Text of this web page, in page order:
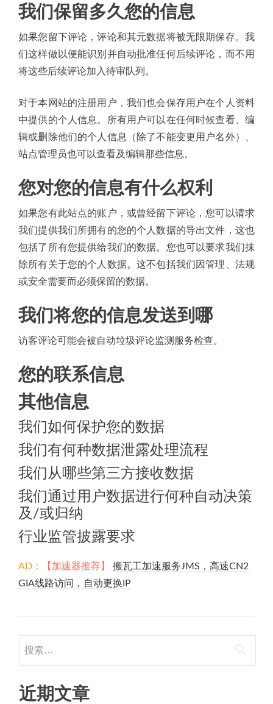
我们保留多久您的信息
如果您留下评论，评论和其元数据将被无限期保存。我
们这样做以便能识别并自动批准任何后续评论，而不用
将这些后续评论加入待审队列。
对于本网站的注册用户，我们也会保存用户在个人资料
中提供的个人信息。所有用户可以在任何时候查看、编
辑或删除他们的个人信息（除了不能变更用户名外）、
站点管理员也可以查看及编辑那些信息。
您对您的信息有什么权利
如果您有此站点的账户，或曾经留下评论，您可以请求
我们提供我们所拥有的您的个人数据的导出文件，这也
包括了所有您提供给我们的数据。您也可以要求我们抹
除所有关于您的个人数据。这不包括我们因管理、法规
或安全需要而必须保留的数据。
我们将您的信息发送到哪
访客评论可能会被自动垃圾评论监测服务检查。
您的联系信息
其他信息
我们如何保护您的数据
我们有何种数据泄露处理流程
我们从哪些第三方接收数据
我们通过用户数据进行何种自动决策
及/或归纳
行业监管披露要求
AD： 【加速器推荐】
搬瓦工加速服务JMS，高速CN2
GIA线路访问，自动更换IP
索：
近期文章